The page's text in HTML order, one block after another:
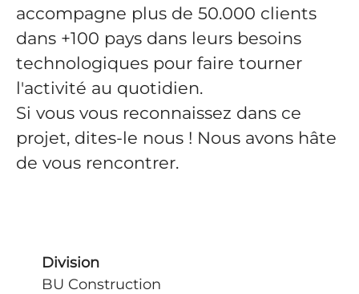
accompagne plus de 50.000 clients
dans +100 pays dans leurs besoins
technologiques pour faire tourner
l'activité au quotidien.
Si vous vous reconnaissez dans ce
projet, dites-le nous ! Nous avons hâte
de vous rencontrer.
Division
BU Construction